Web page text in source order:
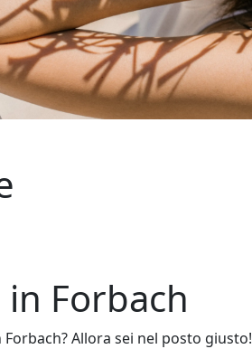
Forbach
Allora sei nel posto giusto!